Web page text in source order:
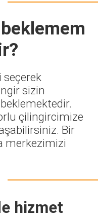
seçerek
sizin
çilingircimize
Bir
merkezimizi
hizmet